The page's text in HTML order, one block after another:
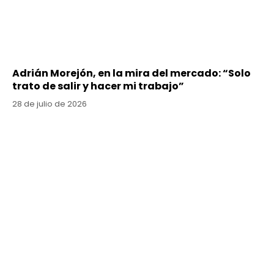
Adrián Morejón, en la mira del mercado: “Solo
trato de salir y hacer mi trabajo”
28 de julio de 2026